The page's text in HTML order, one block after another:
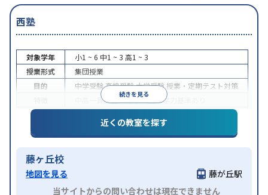
西塾
続きを見る
対象学年 小1 ~ 6 中1 ~ 3 高1 ~ 3
授業形式
集団授業
目的
中学受験高校受験大学受験 授業・定期テスト対策
中高一貫校生に対応入塾に学力基準あり
近くの教室を探す
藤ヶ丘校
地図を見る
藤が丘駅
当サイトからの問い合わせは現在できません